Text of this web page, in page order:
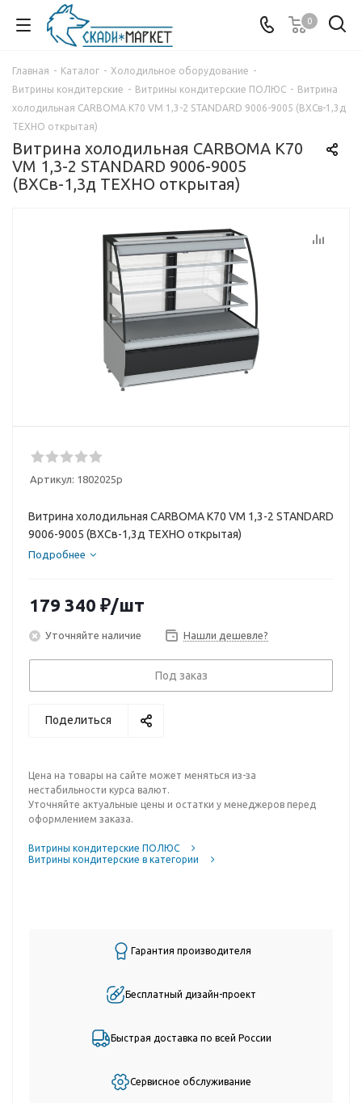
0
Главная - Каталог - Холодильное оборудование -
Витрины кондитерские - Витрины кондитерские ПОЛЮС - Витрина
холодильная CARBOMA K70 VM 1,3-2 STANDARD 9006-9005 (ВХСв-1,3д
ТЕХНО открытая)
Витрина холодильная CARBOMA K70
VM 1,3-2 STANDARD 9006-9005
(ВХСв-1,3д ТЕХНО открытая)
Артикул: 1802025p
Витрина холодильная CARBOMA K70 VM 1,3-2 STANDARD
9006-9005 (ВХСв-1,3д ТЕХНО открытая)
Подробнее
179 340 ₽/шт
Уточняйте наличие Нашли дешевле?
Под заказ
Поделиться
Цена на товары на сайте может меняться из-за
нестабильности курса валют.
Уточняйте актуальные цены и остатки у менеджеров перед
оформлением заказа.
Витрины кондитерские ПОЛЮС
Витрины кондитерские в категории
Гарантия производителя
Бесплатный дизайн-проект
Быстрая доставка по всей России
Сервисное обслуживание